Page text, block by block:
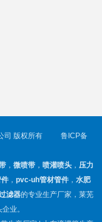
公司 版权所有
鲁ICP备
， 微喷带， 喷灌喷头， 压力
， pvc-uh管材管件， 水肥
滤器的专业生产厂家，莱芜
业。